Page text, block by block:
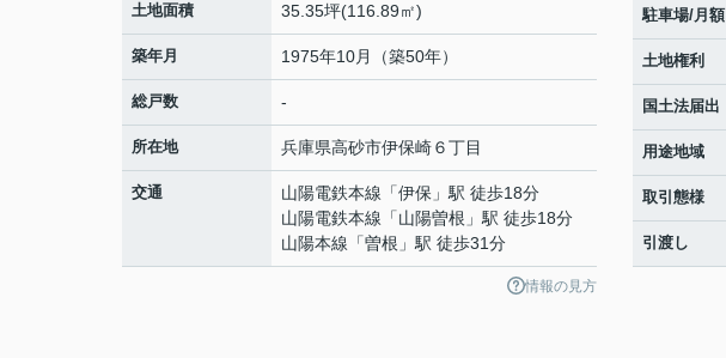
土地面積 35.35坪(116.89㎡)
築年月 1975年10月（築50年）
総戸数 -
所在地 兵庫県高砂市伊保崎６丁目
交通 山陽電鉄本線 「伊保 」駅 徒歩18分
山陽電鉄本線 「山陽曽根 」駅 徒歩18分
山陽本線 「曽根 」駅 徒歩31分
情報の見方
駐車場/月額
土地権利
国土法届出
用途地域
取引態様
引渡し